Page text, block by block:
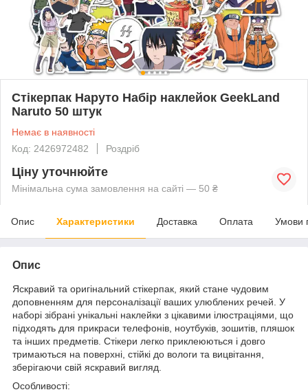
Стікерпак Наруто Набір наклейок GeekLand
Naruto 50 штук
Немає в наявності
Код: 2426972482
Роздріб
Ціну уточнюйте
Мінімальна сума замовлення на сайті — 50 ₴
Опис Характеристики Доставка Оплата Умови
Опис
Яскравий та оригінальний стікерпак, який стане чудовим
доповненням для персоналізації ваших улюблених речей. У
наборі зібрані унікальні наклейки з цікавими ілюстраціями, що
підходять для прикраси телефонів, ноутбуків, зошитів, пляшок
та інших предметів. Стікери легко приклеюються і довго
тримаються на поверхні, стійкі до вологи та вицвітання,
зберігаючи свій яскравий вигляд.
Особливості: